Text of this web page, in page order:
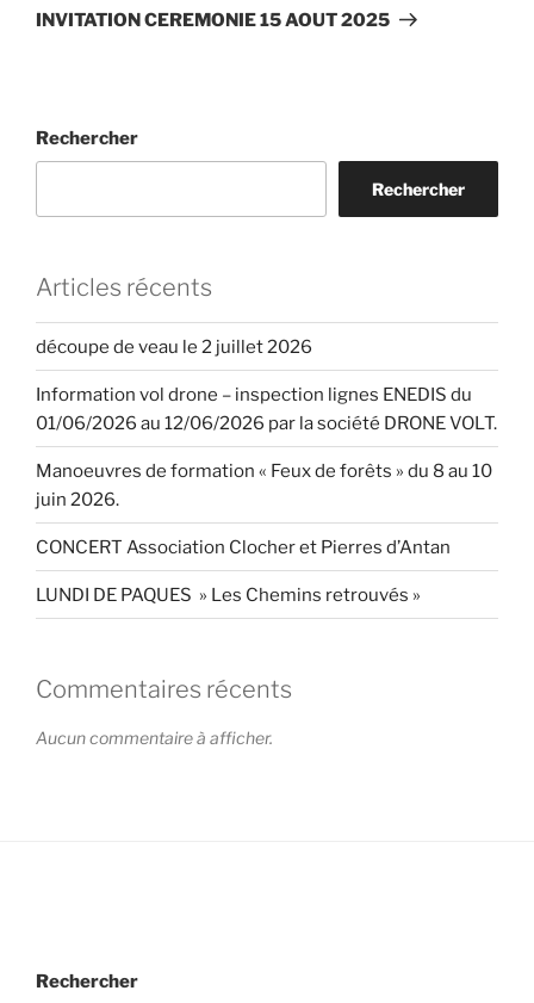
suivant
INVITATION CEREMONIE 15 AOUT 2025
Rechercher
Rechercher
Articles récents
découpe de veau le 2 juillet 2026
Information vol drone – inspection lignes ENEDIS du
01/06/2026 au 12/06/2026 par la société DRONE VOLT.
Manoeuvres de formation « Feux de forêts » du 8 au 10
juin 2026.
CONCERT Association Clocher et Pierres d’Antan
LUNDI DE PAQUES » Les Chemins retrouvés »
Commentaires récents
Aucun commentaire à afficher.
Rechercher